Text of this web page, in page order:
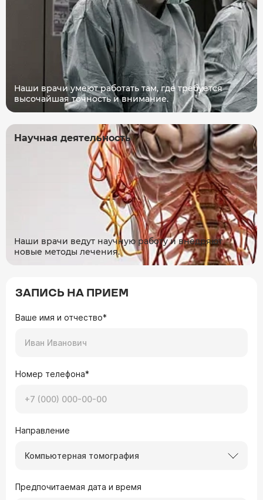
Наши врачи умеют работать там, где требуется
высочайшая точность и внимание.
Научная деятельность
Наши врачи ведут научную работу и внедряют
новые методы лечения.
ЗАПИСЬ НА ПРИЕМ
Ваше имя и отчество*
Номер телефона*
Направление
Компьютерная томография
Предпочитаемая дата и время